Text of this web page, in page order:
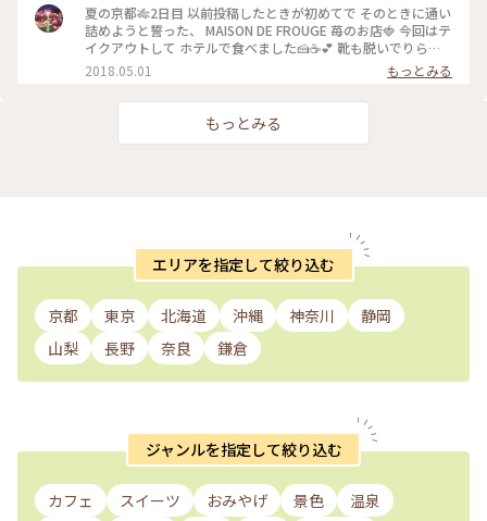
夏の京都🎋2日目 以前投稿したときが初めてで そのときに通い
詰めようと誓った、 MAISON DE FROUGE 苺のお店🍓 今回はテ
イクアウトして ホテルで食べました🍰☕️💕 靴も脱いでりらっ
くす〜〜しながら食べて、 お店でとはまた違った幸せな苺時間
でした🍓 #京都 #カフェ #ケーキ #苺
2018.05.01 もっとみる
もっとみる
エリアを指定して絞り込む
京都 東京 北海道 沖縄 神奈川
静岡
山梨
長野 奈良 鎌倉
ジャンルを指定して絞り込む
カフェ スイーツ おみやげ 景色
温泉